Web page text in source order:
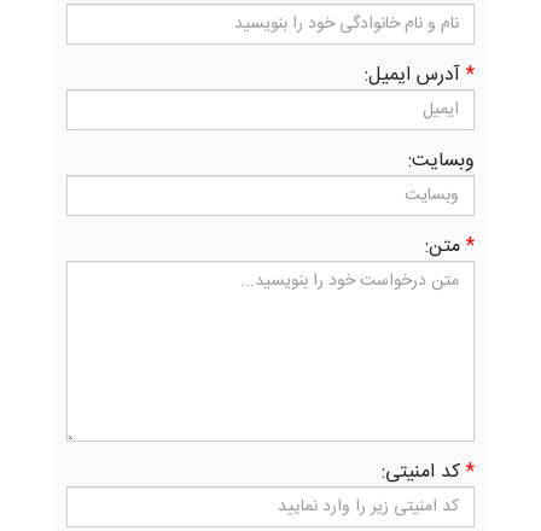
*آدرس ایمیل:
وبسایت:
*متن:
*کد امنیتی: